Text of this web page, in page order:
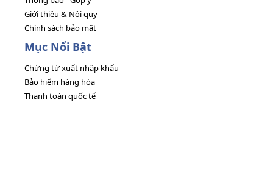
Giới thiệu & Nội quy
Chính sách bảo mật
Mục Nổi Bật
Chứng từ xuất nhập khẩu
Bảo hiểm hàng hóa
Thanh toán quốc tế